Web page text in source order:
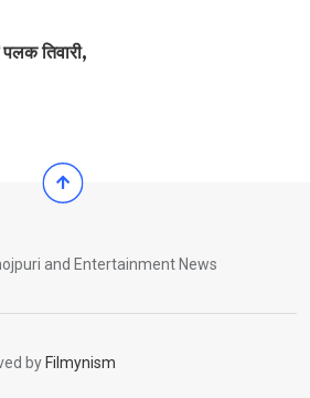
तिवारी,
and Entertainment News
byFilmynism